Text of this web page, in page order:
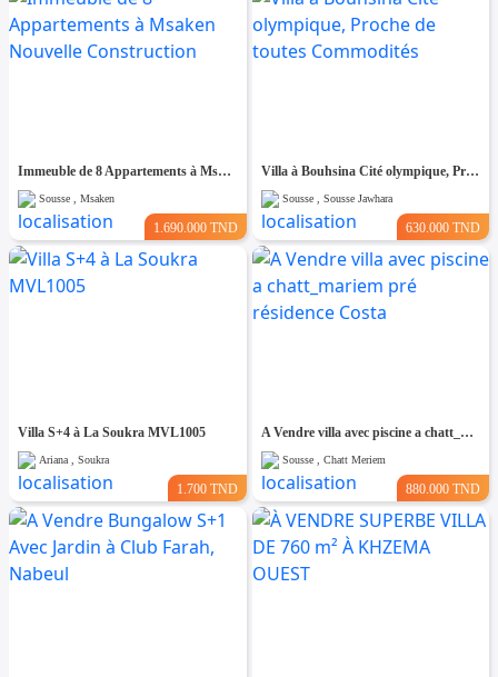
Immeuble de 8 Appartements à Msaken Nouvelle Construction
Sousse , Msaken
1.690.000 TND
Villa à Bouhsina Cité olympique, Proche de toutes Commodités
Sousse , Sousse Jawhara
630.000 TND
Villa S+4 à La Soukra MVL1005
Ariana , Soukra
1.700 TND
A Vendre villa avec piscine a chatt_mariem pré résidence Costa
Sousse , Chatt Meriem
880.000 TND